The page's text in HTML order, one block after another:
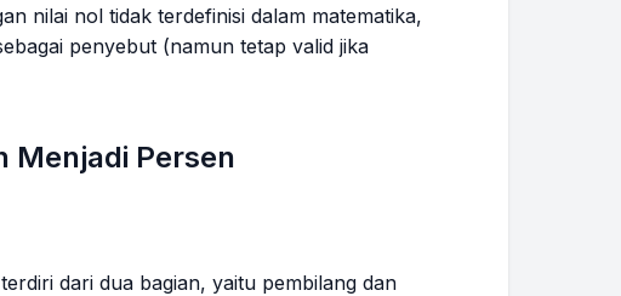
nilai nol tidak terdefinisi dalam matematika,
penyebut (namun tetap valid jika
Menjadi Persen
dari dua bagian, yaitu pembilang dan